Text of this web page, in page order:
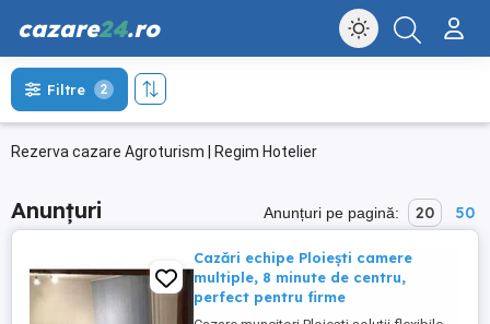
cazare24.ro
Rezerva cazare Agroturism | Regim Hotelier
Filtre 2
Anunțuri Anunțuri pe pagină: 20 50
Cazări echipe Ploiești camere
multiple, 8 minute de centru,
perfect pentru firme